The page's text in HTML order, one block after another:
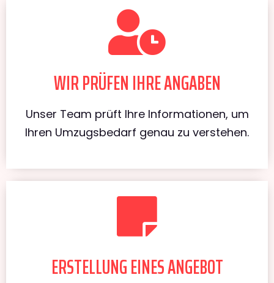
WIR PRÜFEN IHRE ANGABEN
Unser Team prüft Ihre Informationen, um
Ihren Umzugsbedarf genau zu verstehen.
ERSTELLUNG EINES ANGEBOT